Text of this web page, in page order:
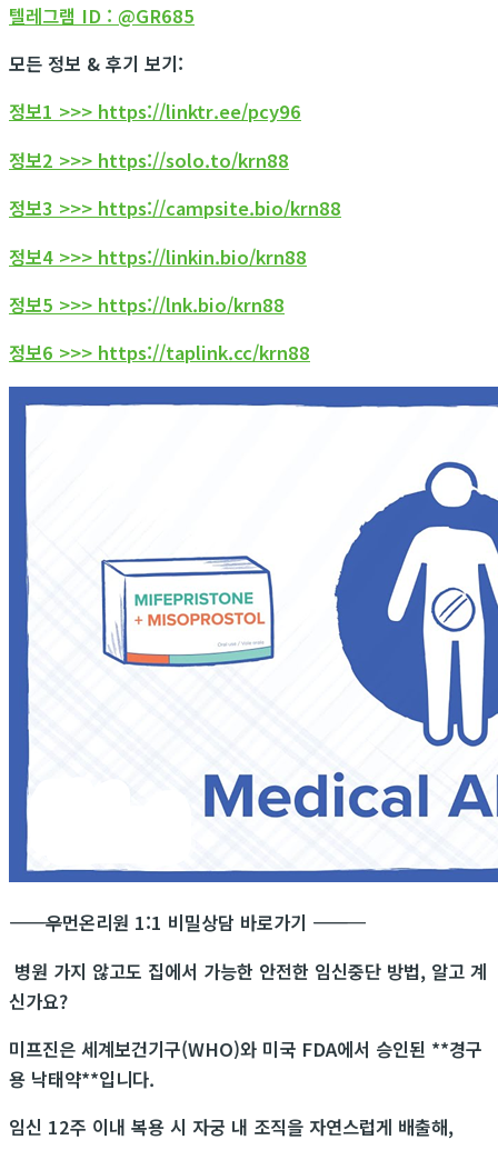
텔레그램 ID : @GR685
모든 정보 & 후기 보기:
정보1 >>> https://linktr.ee/pcy96
정보2 >>> https://solo.to/krn88
정보3 >>> https://campsite.bio/krn88
정보4 >>> https://linkin.bio/krn88
정보5 >>> https://lnk.bio/krn88
정보6 >>> https://taplink.cc/krn88
―――――――――――우먼온리원 1:1 비밀상담 바로가기 ―――――――――――
병원 가지 않고도 집에서 가능한 안전한 임신중단 방법, 알고 계
신가요?
미프진은 세계보건기구(WHO)와 미국 FDA에서 승인된 **경구
용 낙태약**입니다.
임신 12주 이내 복용 시 자궁 내 조직을 자연스럽게 배출해,